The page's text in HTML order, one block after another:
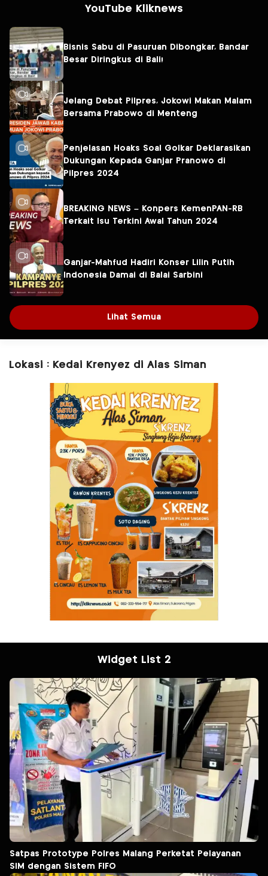
YouTube Kliknews
Bisnis Sabu di Pasuruan Dibongkar, Bandar
Besar Diringkus di Bali!
Jelang Debat Pilpres, Jokowi Makan Malam
Bersama Prabowo di Menteng
Penjelasan Hoaks Soal Golkar Deklarasikan
Dukungan Kepada Ganjar Pranowo di
Pilpres 2024
BREAKING NEWS – Konpers KemenPAN-RB
Terkait Isu Terkini Awal Tahun 2024
Ganjar-Mahfud Hadiri Konser Lilin Putih
Indonesia Damai di Balai Sarbini
Lihat Semua
Lokasi : Kedai Krenyez di Alas Siman
Widget List 2
Satpas Prototype Polres Malang Perketat Pelayanan
SIM dengan Sistem FIFO